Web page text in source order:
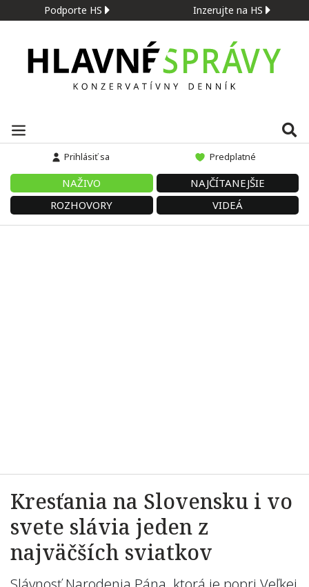
Podporte HS Inzerujte na HS
Prihlásiť sa Predplatné
NAŽIVO
NAJČÍTANEJŠIE
ROZHOVORY
VIDEÁ
Kresťania na Slovensku i vo
svete slávia jeden z
najväčších sviatkov